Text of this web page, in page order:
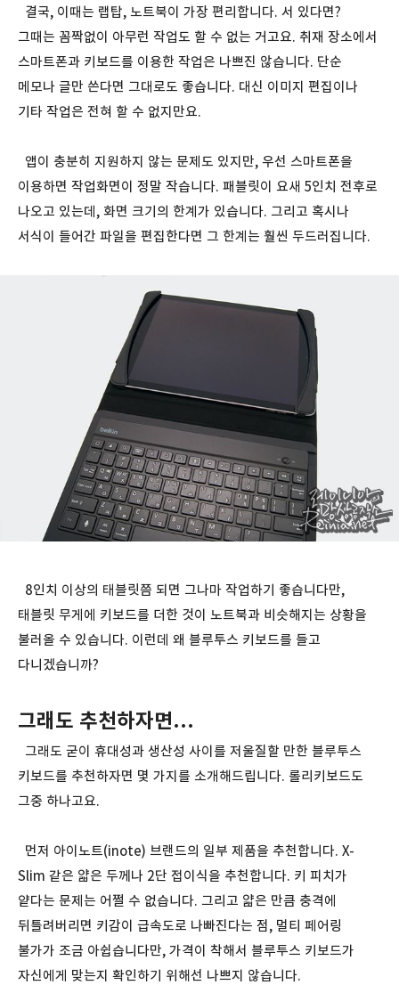
결국, 이때는 랩탑, 노트북이 가장 편리합니다. 서 있다면?
그때는 꼼짝없이 아무런 작업도 할 수 없는 거고요. 취재 장소에서
스마트폰과 키보드를 이용한 작업은 나쁘진 않습니다. 단순
메모나 글만 쓴다면 그대로도 좋습니다. 대신 이미지 편집이나
기타 작업은 전혀 할 수 없지만요.
앱이 충분히 지원하지 않는 문제도 있지만, 우선 스마트폰을
이용하면 작업화면이 정말 작습니다. 패블릿이 요새 5인치 전후로
나오고 있는데, 화면 크기의 한계가 있습니다. 그리고 혹시나
서식이 들어간 파일을 편집한다면 그 한계는 훨씬 두드러집니다.
8인치 이상의 태블릿쯤 되면 그나마 작업하기 좋습니다만,
태블릿 무게에 키보드를 더한 것이 노트북과 비슷해지는 상황을
불러올 수 있습니다. 이런데 왜 블루투스 키보드를 들고
다니겠습니까?
그래도 추천하자면...
그래도 굳이 휴대성과 생산성 사이를 저울질할 만한 블루투스
키보드를 추천하자면 몇 가지를 소개해드립니다. 롤리키보드도
그중 하나고요.
먼저 아이노트(inote) 브랜드의 일부 제품을 추천합니다. X-
Slim 같은 얇은 두께나 2단 접이식을 추천합니다. 키 피치가
얕다는 문제는 어쩔 수 없습니다. 그리고 얇은 만큼 충격에
뒤틀려버리면 키감이 급속도로 나빠진다는 점, 멀티 페어링
불가가 조금 아쉽습니다만, 가격이 착해서 블루투스 키보드가
자신에게 맞는지 확인하기 위해선 나쁘지 않습니다.